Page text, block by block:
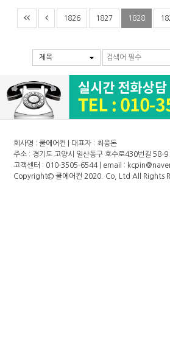
1826 1827 1828
제목
회사명 : 쿨에어컨 | 대표자 : 최웅돈
주소 : 경기도 고양시 일산동구 호수로430번길 58-9
고객센터 : 010-3505-6544 | email :
Copyright©쿨에어컨 2020. Co, Ltd All Rights